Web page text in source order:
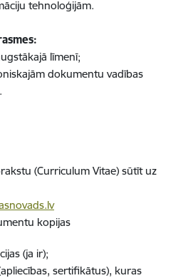
āciju tehnoloģijām.
ākajā līmenī;
dokumentu vadības
(Curriculum Vitae) sūtīt uz
kopijas
(ja ir);
sertifikātus), kuras